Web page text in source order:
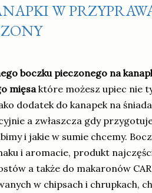
W
boczku pieczonego na
mięsaktóre możesz upiec nie
dodatek do kanapek na
a zwłaszcza gdy
i jakie w sumie chcemy.
i aromacie, produkt
a także do makaronów
w chipsach i chrupkach,